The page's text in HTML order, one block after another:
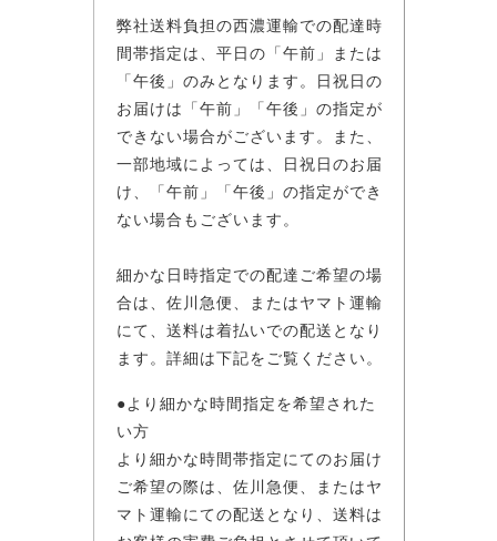
弊社送料負担の西濃運輸での配達時
間帯指定は、平日の「午前」または
「午後」のみとなります。日祝日の
お届けは「午前」「午後」の指定が
できない場合がございます。また、
一部地域によっては、日祝日のお届
け、「午前」「午後」の指定ができ
ない場合もございます。
細かな日時指定での配達ご希望の場
合は、佐川急便、またはヤマト運輸
にて、送料は着払いでの配送となり
ます。詳細は下記をご覧ください。
●より細かな時間指定を希望された
い方
より細かな時間帯指定にてのお届け
ご希望の際は、佐川急便、またはヤ
マト運輸にての配送となり、送料は